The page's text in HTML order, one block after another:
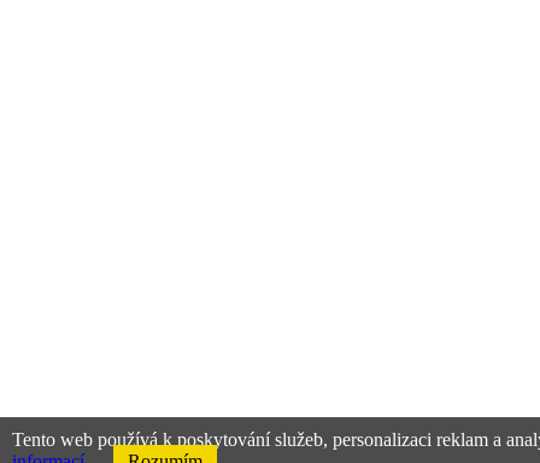
Tento web používá k poskytování služeb, personalizaci reklam a